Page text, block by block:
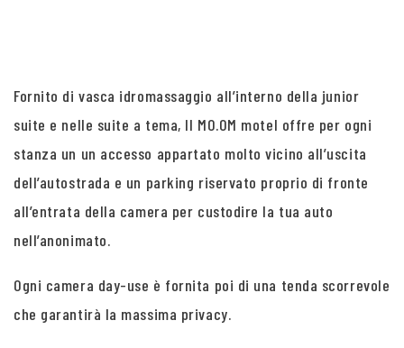
Fornito di vasca idromassaggio all’interno della junior
suite e nelle suite a tema, Il MO.OM motel offre per ogni
stanza un un accesso appartato molto vicino all’uscita
dell’autostrada e un parking riservato proprio di fronte
all’entrata della camera per custodire la tua auto
nell’anonimato.
Ogni camera day-use è fornita poi di una tenda scorrevole
che garantirà la massima privacy.